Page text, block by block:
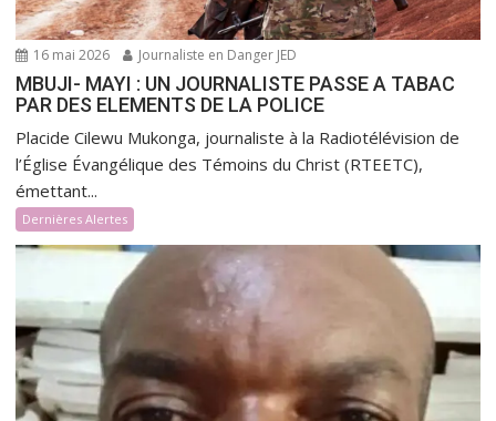
16 mai 2026 Journaliste en Danger JED
MBUJI- MAYI : UN JOURNALISTE PASSE A TABAC
PAR DES ELEMENTS DE LA POLICE
Placide Cilewu Mukonga, journaliste à la Radiotélévision de
l’Église Évangélique des Témoins du Christ (RTEETC),
émettant...
Dernières Alertes